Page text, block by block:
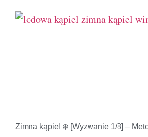
Zimna kąpiel ❄️ [Wyzwanie 1/8] –